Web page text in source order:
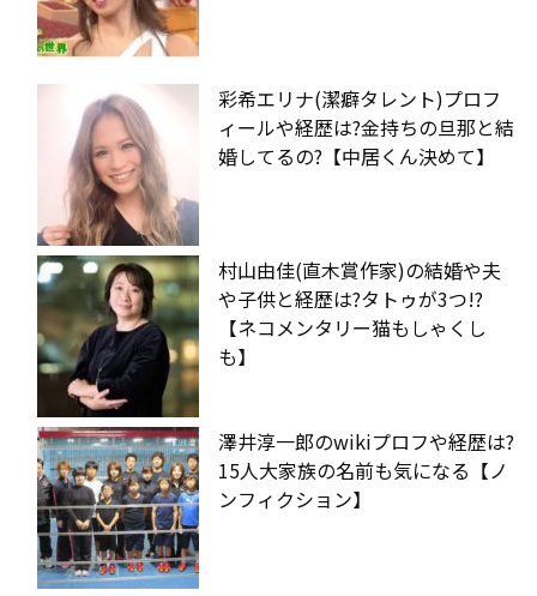
彩希エリナ(潔癖タレント)プロフ
ィールや経歴は?金持ちの旦那と結
婚してるの?【中居くん決めて】
村山由佳(直木賞作家)の結婚や夫
や子供と経歴は?タトゥが3つ!?
【ネコメンタリー猫もしゃくし
も】
澤井淳一郎のwikiプロフや経歴は?
15人大家族の名前も気になる【ノ
ンフィクション】